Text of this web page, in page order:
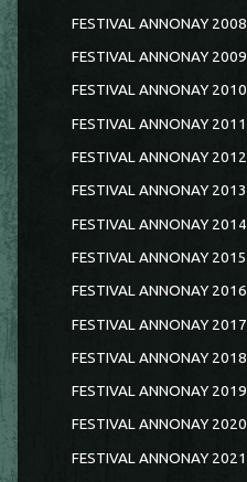
FESTIVAL ANNONAY 2008
FESTIVAL ANNONAY 2009
FESTIVAL ANNONAY 2010
FESTIVAL ANNONAY 2011
FESTIVAL ANNONAY 2012
FESTIVAL ANNONAY 2013
FESTIVAL ANNONAY 2014
FESTIVAL ANNONAY 2015
FESTIVAL ANNONAY 2016
FESTIVAL ANNONAY 2017
FESTIVAL ANNONAY 2018
FESTIVAL ANNONAY 2019
FESTIVAL ANNONAY 2020
FESTIVAL ANNONAY 2021